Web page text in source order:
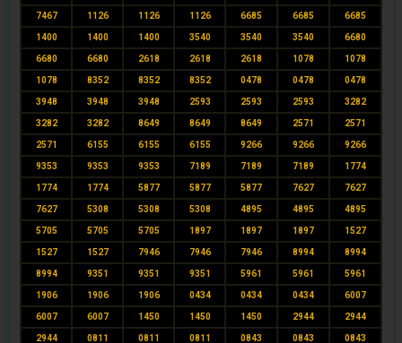
7467 1126 1126 1126 6685 6685 6685
1400 1400 1400 3540 3540 3540 6680
6680 6680 2618 2618 2618 1078 1078
1078 8352 8352 8352 0478 0478 0478
3948 3948 3948 2593 2593 2593 3282
3282 3282 8649 8649 8649 2571 2571
2571 6155 6155 6155 9266 9266 9266
9353 9353 9353 7189 7189 7189 1774
1774 1774 5877 5877 5877 7627 7627
7627 5308 5308 5308 4895 4895 4895
5705 5705 5705 1897 1897 1897 1527
1527 1527 7946 7946 7946 8994 8994
8994 9351 9351 9351 5961 5961 5961
1906 1906 1906 0434 0434 0434 6007
6007 6007 1450 1450 1450 2944 2944
2944 0811 0811 0811 0843 0843 0843